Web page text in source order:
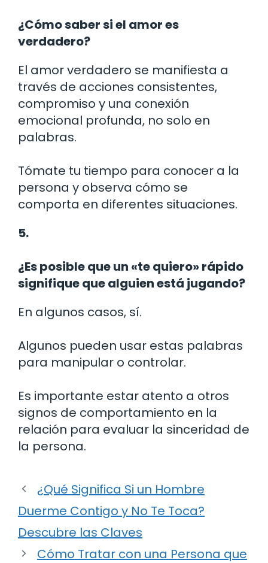
¿Cómo saber si el amor es
verdadero?
El amor verdadero se manifiesta a
través de acciones consistentes,
compromiso y una conexión
emocional profunda, no solo en
palabras.
Tómate tu tiempo para conocer a la
persona y observa cómo se
comporta en diferentes situaciones.
5.
¿Es posible que un «te quiero» rápido
signifique que alguien está jugando?
En algunos casos, sí.
Algunos pueden usar estas palabras
para manipular o controlar.
Es importante estar atento a otros
signos de comportamiento en la
relación para evaluar la sinceridad de
la persona.
¿Qué Significa Si un Hombre
Duerme Contigo y No Te Toca?
Descubre las Claves
Cómo Tratar con una Persona que